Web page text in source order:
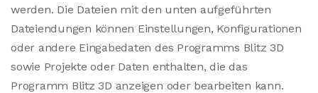
werden. Die Dateien mit den unten aufgeführten
Dateiendungen können Einstellungen, Konfigurationen
oder andere Eingabedaten des Programms Blitz 3D
sowie Projekte oder Daten enthalten, die das
Programm Blitz 3D anzeigen oder bearbeiten kann.